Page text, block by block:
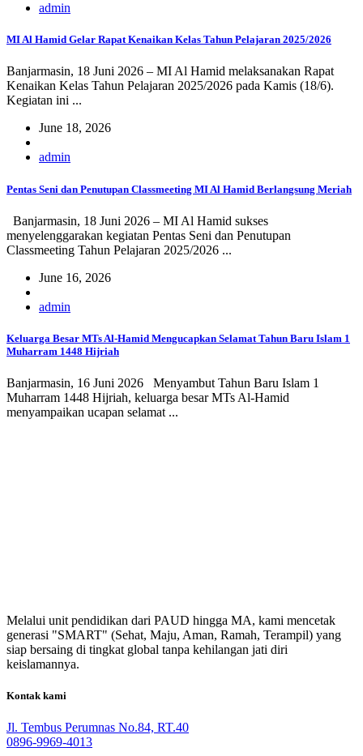
admin
MI Al Hamid Gelar Rapat Kenaikan Kelas Tahun Pelajaran 2025/2026
Banjarmasin, 18 Juni 2026 – MI Al Hamid melaksanakan Rapat
Kenaikan Kelas Tahun Pelajaran 2025/2026 pada Kamis (18/6).
Kegiatan ini ...
June 18, 2026
admin
Pentas Seni dan Penutupan Classmeeting MI Al Hamid Berlangsung Meriah
Banjarmasin, 18 Juni 2026 – MI Al Hamid sukses
menyelenggarakan kegiatan Pentas Seni dan Penutupan
Classmeeting Tahun Pelajaran 2025/2026 ...
June 16, 2026
admin
Keluarga Besar MTs Al-Hamid Mengucapkan Selamat Tahun Baru Islam 1
Muharram 1448 Hijriah
Banjarmasin, 16 Juni 2026 Menyambut Tahun Baru Islam 1
Muharram 1448 Hijriah, keluarga besar MTs Al-Hamid
menyampaikan ucapan selamat ...
Melalui unit pendidikan dari PAUD hingga MA, kami mencetak
generasi "SMART" (Sehat, Maju, Aman, Ramah, Terampil) yang
siap bersaing di tingkat global tanpa kehilangan jati diri
keislamannya.
Kontak kami
Jl. Tembus Perumnas No.84, RT.40
0896-9969-4013